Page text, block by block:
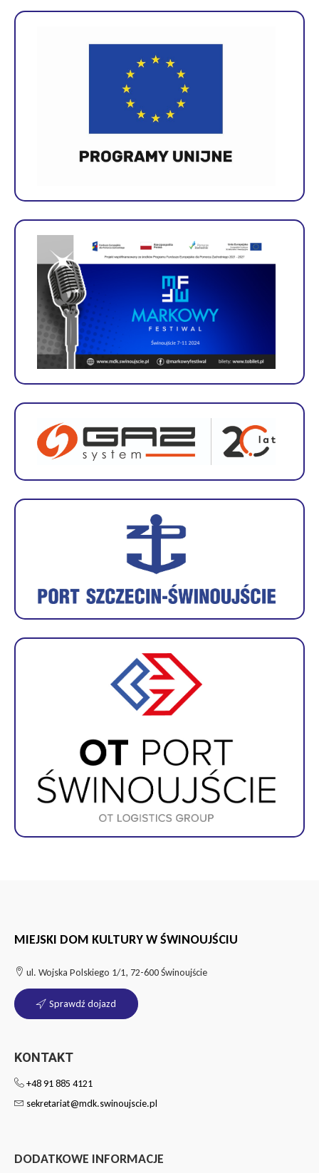
MIEJSKI DOM KULTURY W ŚWINOUJŚCIU
ul. Wojska Polskiego 1/1, 72-600 Świnoujście
Sprawdź dojazd
KONTAKT
+48 91 885 4121
sekretariat@mdk.swinoujscie.pl
DODATKOWE INFORMACJE